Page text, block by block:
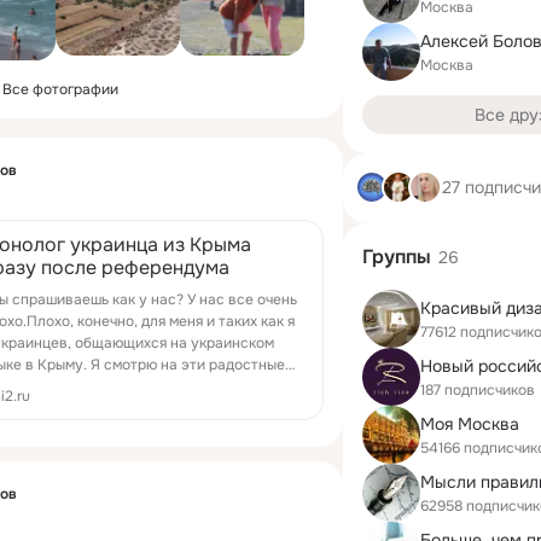
Все фотографии
украинца из Крыма
после референдума
спрашиваешь как у нас? У нас все очень
конечно, для меня и таких как я
общающихся на украинском
в Крыму. Я смотрю на эти радостные
на это всеобщее ликование…
Москва
Алексей
Москва
Все
27
Группы 26
Красивый
77612
187 подписчиков
Моя Москва
54166
Мысли
62958